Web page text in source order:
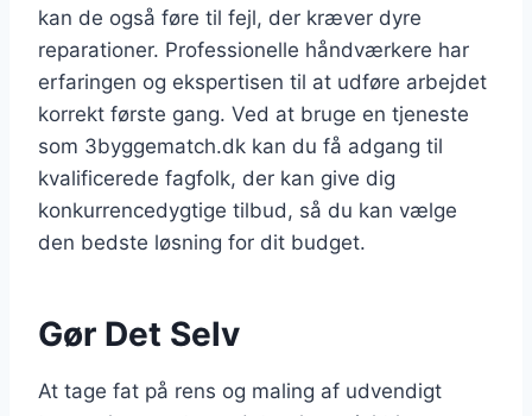
kan de også føre til fejl, der kræver dyre
reparationer. Professionelle håndværkere har
erfaringen og ekspertisen til at udføre arbejdet
korrekt første gang. Ved at bruge en tjeneste
som 3byggematch.dk kan du få adgang til
kvalificerede fagfolk, der kan give dig
konkurrencedygtige tilbud, så du kan vælge
den bedste løsning for dit budget.
Gør Det Selv
At tage fat på rens og maling af udvendigt